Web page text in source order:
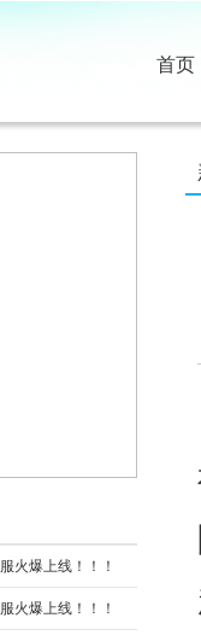
首页
火爆上线！！！
火爆上线！！！